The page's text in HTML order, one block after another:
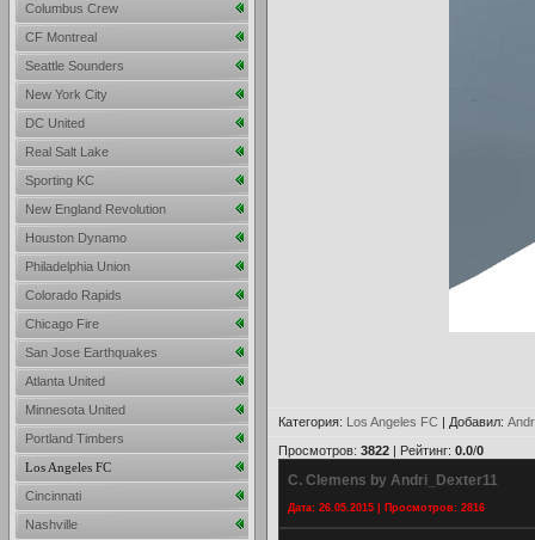
Категория: Los Angeles FC | Добавил:
Просмотров: 3822 | Рейтинг: 0.0/0
C. Clemens by Andri_Dexter11
Дата: 26.05.2015 | Просмотров: 2816
Columbus Crew
CF Montreal
Seattle Sounders
New York City
DC United
Real Salt Lake
Sporting KC
New England Revolution
Houston Dynamo
Philadelphia Union
Colorado Rapids
Chicago Fire
San Jose Earthquakes
Atlanta United
Minnesota United
Portland Timbers
Los Angeles FC
Cincinnati
Nashville